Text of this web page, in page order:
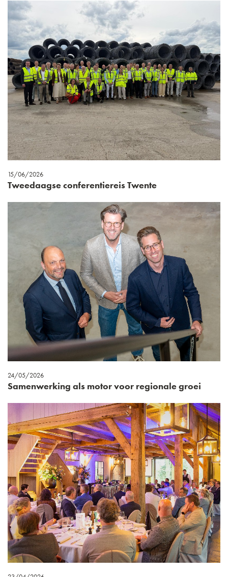
15/06/2026
Tweedaagse conferentiereis Twente
24/05/2026
Samenwerking als motor voor regionale groei